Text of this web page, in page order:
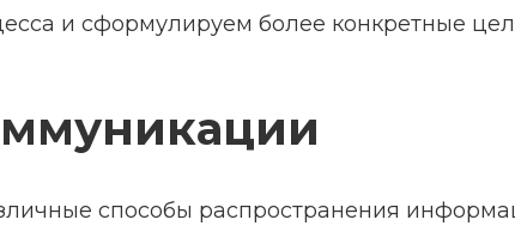
и сформулируем более конкретные
способы распространения